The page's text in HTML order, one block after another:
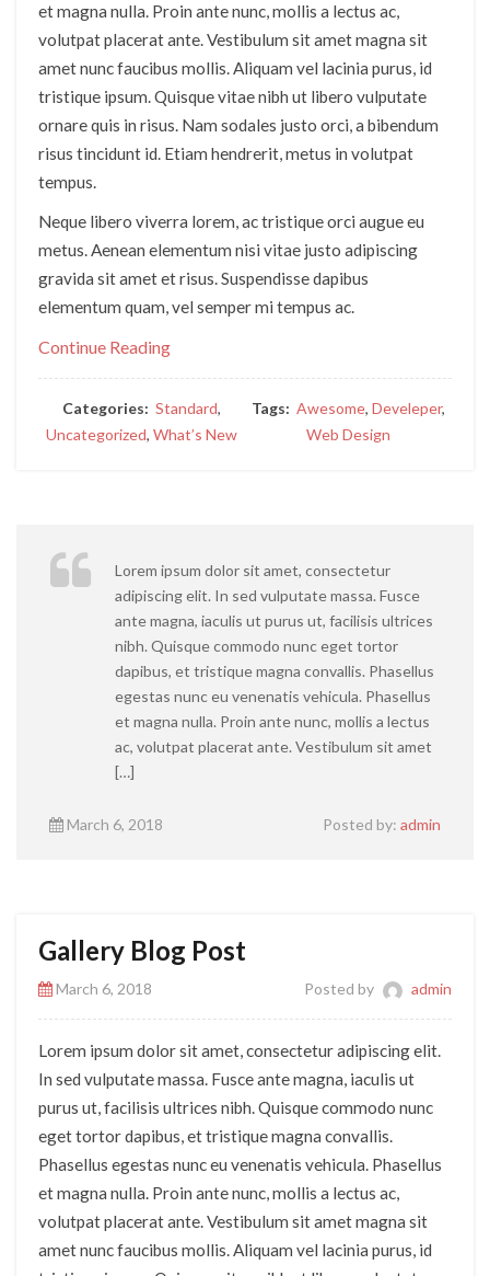
et magna nulla. Proin ante nunc, mollis a lectus ac,
volutpat placerat ante. Vestibulum sit amet magna sit
amet nunc faucibus mollis. Aliquam vel lacinia purus, id
tristique ipsum. Quisque vitae nibh ut libero vulputate
ornare quis in risus. Nam sodales justo orci, a bibendum
risus tincidunt id. Etiam hendrerit, metus in volutpat
tempus.
Neque libero viverra lorem, ac tristique orci augue eu
metus. Aenean elementum nisi vitae justo adipiscing
gravida sit amet et risus. Suspendisse dapibus
elementum quam, vel semper mi tempus ac.
Continue Reading
Categories: Standard,
Uncategorized, What’s New
Tags: Awesome, Develeper,
Web Design
Lorem ipsum dolor sit amet, consectetur
adipiscing elit. In sed vulputate massa. Fusce
ante magna, iaculis ut purus ut, facilisis ultrices
nibh. Quisque commodo nunc eget tortor
dapibus, et tristique magna convallis. Phasellus
egestas nunc eu venenatis vehicula. Phasellus
et magna nulla. Proin ante nunc, mollis a lectus
ac, volutpat placerat ante. Vestibulum sit amet
[…]
March 6, 2018 Posted by: admin
Gallery Blog Post
March 6, 2018 Posted by admin
Lorem ipsum dolor sit amet, consectetur adipiscing elit.
In sed vulputate massa. Fusce ante magna, iaculis ut
purus ut, facilisis ultrices nibh. Quisque commodo nunc
eget tortor dapibus, et tristique magna convallis.
Phasellus egestas nunc eu venenatis vehicula. Phasellus
et magna nulla. Proin ante nunc, mollis a lectus ac,
volutpat placerat ante. Vestibulum sit amet magna sit
amet nunc faucibus mollis. Aliquam vel lacinia purus, id